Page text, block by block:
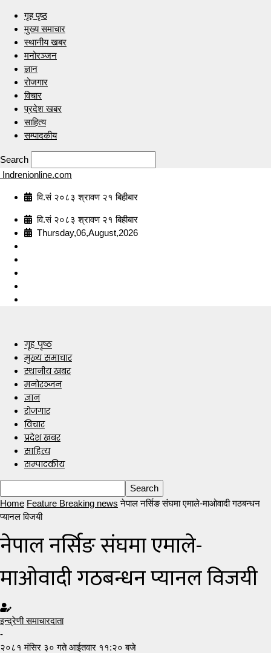
गृह पृष्ठ
मुख्य समाचार
स्थानीय खबर
मनोरञ्जन
ज्ञान
रोजगार
विचार
प्रदेश खबर
साहित्य
सम्पादकीय
Search
Indrenionline.com
वि.सं २०८३ श्रावण २१ बिहीबार
वि.सं २०८३ श्रावण २१ बिहीबार
Thursday,06,August,2026
गृह पृष्ठ
मुख्य समाचार
स्थानीय खबर
मनोरञ्जन
ज्ञान
रोजगार
विचार
प्रदेश खबर
साहित्य
सम्पादकीय
Home Feature Breaking news नेपाल नर्सिङ संघमा एमाले-माओवादी गठबन्धन
प्यानल विजयी
नेपाल नर्सिङ संघमा एमाले-
माओवादी गठबन्धन प्यानल विजयी
इन्द्रेणी समाचारदाता
-
२०८१ मंसिर ३० गते आईतवार ११:२० बजे